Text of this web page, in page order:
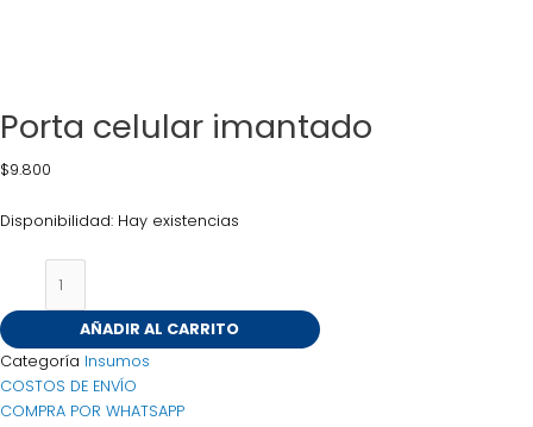
Porta celular imantado
$9.800
Disponibilidad: Hay existencias
AÑADIR AL CARRITO
Categoría Insumos
COSTOS DE ENVÍO
COMPRA POR WHATSAPP